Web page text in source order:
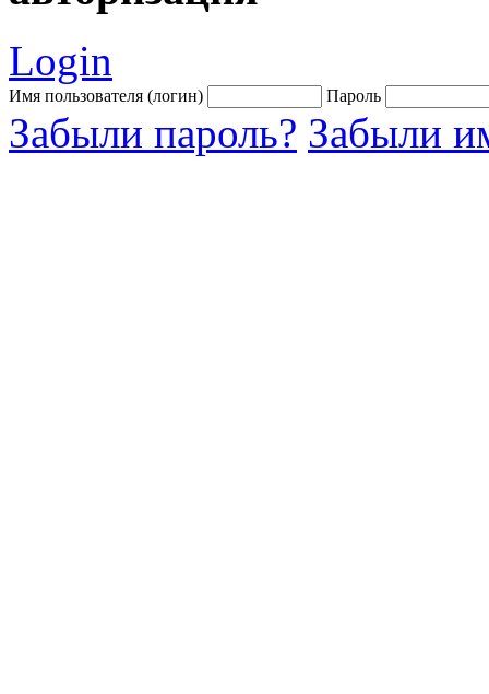
Login
Имя пользователя (логин) Пароль
Забыли пароль? Забыли